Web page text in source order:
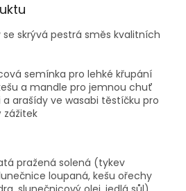
skrývá pestrá směs kvalitních
semínka pro lehké křupání
a mandle pro jemnou chuť
arašídy ve wasabi těstíčku pro
zážitek
pražená solená (tykev
loupaná, kešu ořechy